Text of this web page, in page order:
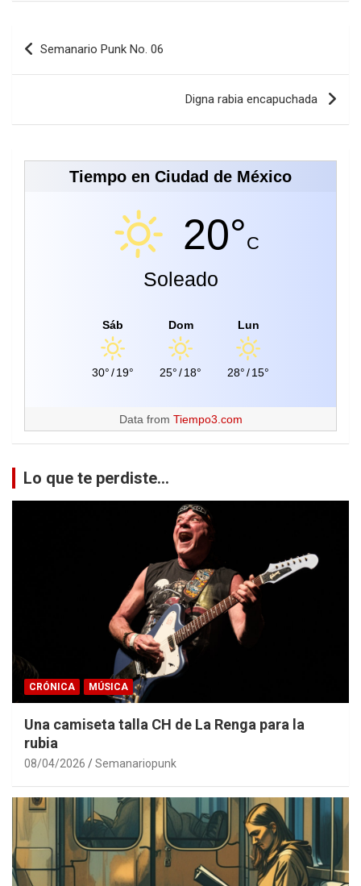
Navegación
de
Semanario Punk No. 06
Digna rabia encapuchada
Tiempo en Ciudad de México
20°C
Soleado
Sáb
30°/19°
Dom
25°/18°
Lun
28°/15°
Data from Tiempo3.com
Lo que te perdiste...
CRÓNICA MÚSICA
Una camiseta talla CH de La Renga para la
rubia
08/04/2026 Semanariopunk